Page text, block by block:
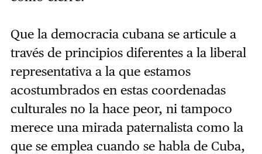
Que la democracia cubana se articule a
través de principios diferentes a la liberal
representativa a la que estamos
acostumbrados en estas coordenadas
culturales no la hace peor, ni tampoco
merece una mirada paternalista como la
que se emplea cuando se habla de Cuba,